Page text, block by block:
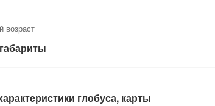
возраст
глобуса, карты